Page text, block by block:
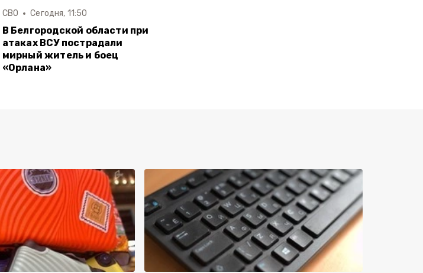
СВО Сегодня, 11:50
В Белгородской области при
атаках ВСУ пострадали
мирный житель и боец
«Орлана»